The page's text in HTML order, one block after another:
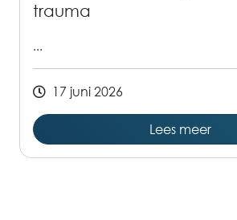
trauma
...
17 juni 2026
Lees meer